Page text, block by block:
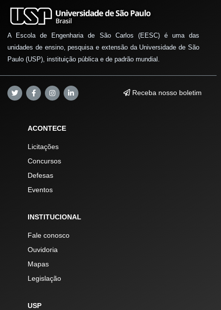
A Escola de Engenharia de São Carlos (EESC) é uma das
unidades de ensino, pesquisa e extensão da Universidade de São
Paulo (USP), instituição pública e de padrão mundial.
Receba nosso boletim
ACONTECE
Licitações
Concursos
Defesas
Eventos
INSTITUCIONAL
Fale conosco
Ouvidoria
Mapas
Legislação
USP